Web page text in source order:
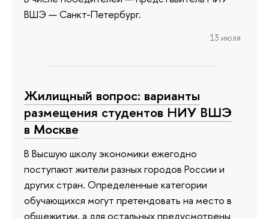
ВШЭ — Санкт-Петербург.
13 июля
Жилищный вопрос: варианты
размещения студентов НИУ ВШЭ
в Москве
В Высшую школу экономики ежегодно
поступают жители разных городов России и
других стран. Определенные категории
обучающихся могут претендовать на место в
общежитии, а для остальных предусмотрены